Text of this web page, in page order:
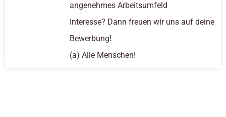
angenehmes Arbeitsumfeld
Interesse? Dann freuen wir uns auf deine
Bewerbung!
(a) Alle Menschen!